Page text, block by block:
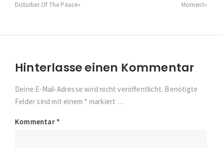
Disturber Of The Peace«
Moment«
Hinterlasse einen Kommentar
Deine E-Mail-Adresse wird nicht veröffentlicht. Benötigte
Felder sind mit einem * markiert …
Kommentar *